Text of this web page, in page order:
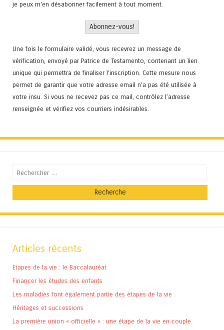
je peux m'en désabonner facilement à tout moment.
Une fois le formulaire validé, vous recevrez un message de
vérification, envoyé par Patrice de Testamento, contenant un lien
unique qui permettra de finaliser l'inscription. Cette mesure nous
permet de garantir que votre adresse email n’a pas été utilisée à
votre insu. Si vous ne recevez pas ce mail, contrôlez l’adresse
renseignée et vérifiez vos courriers indésirables.
Recherche
Articles récents
Etapes de la vie : le Baccalauréat
Financer les études des enfants
Les maladies font également partie des étapes de la vie
Héritages et successions
La première union « officielle » : une étape de la vie en couple